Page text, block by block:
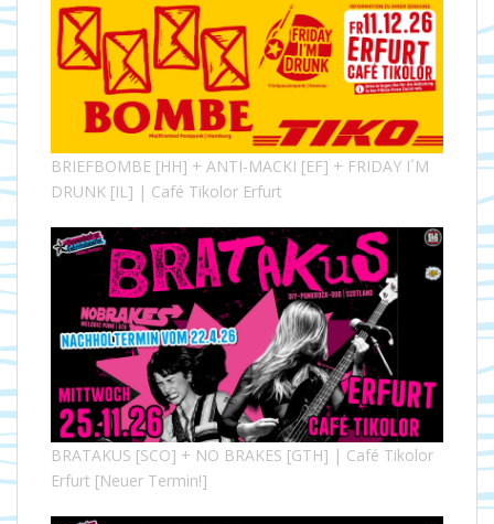
BRIEFBOMBE [HH] + ANTI-MACKI [EF] + FRIDAY I´M
DRUNK [IL] | Café Tikolor Erfurt
BRATAKUS [SCO] + NO BRAKES [GTH] | Café Tikolor
Erfurt [Neuer Termin!]